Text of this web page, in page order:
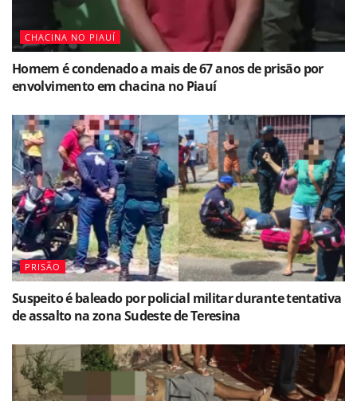
CHACINA NO PIAUÍ
Homem é condenado a mais de 67 anos de prisão por
envolvimento em chacina no Piauí
PRISÃO
Suspeito é baleado por policial militar durante tentativa
de assalto na zona Sudeste de Teresina